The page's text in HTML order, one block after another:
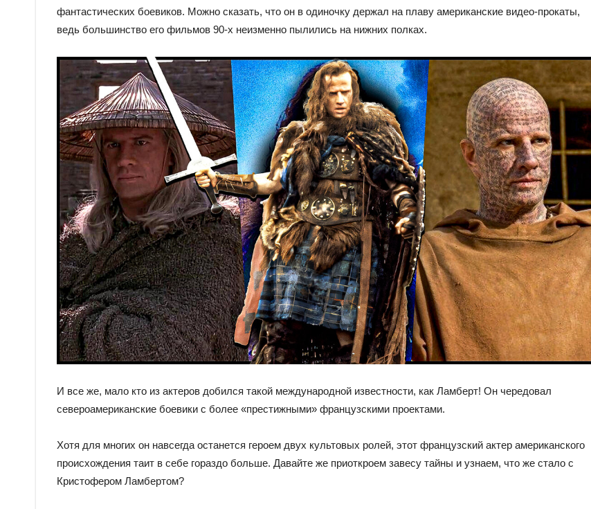
фантастических боевиков. Можно сказать, что он в одиночку держал на плаву американские видео-прокаты,
ведь большинство его фильмов 90-х неизменно пылились на нижних полках.
И все же, мало кто из актеров добился такой международной известности, как Ламберт! Он чередовал
североамериканские боевики с более «престижными» французскими проектами.
Хотя для многих он навсегда останется героем двух культовых ролей, этот французский актер американского
происхождения таит в себе гораздо больше. Давайте же приоткроем завесу тайны и узнаем, что же стало с
Кристофером Ламбертом?